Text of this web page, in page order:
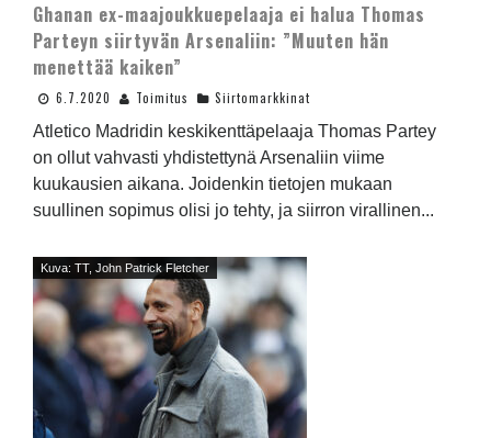
Ghanan ex-maajoukkuepelaaja ei halua Thomas
Parteyn siirtyvän Arsenaliin: ”Muuten hän
menettää kaiken”
6.7.2020 Toimitus Siirtomarkkinat
Atletico Madridin keskikenttäpelaaja Thomas Partey
on ollut vahvasti yhdistettynä Arsenaliin viime
kuukausien aikana. Joidenkin tietojen mukaan
suullinen sopimus olisi jo tehty, ja siirron virallinen...
Kuva: TT, John Patrick Fletcher